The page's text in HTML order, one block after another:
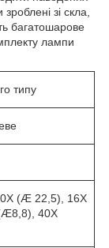
зі скла,
багатошарове
лампи
типу
(Æ 22,5), 16Х
40Х